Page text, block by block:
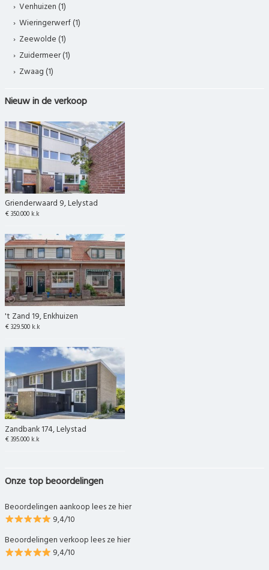
Venhuizen (1)
Wieringerwerf (1)
Zeewolde (1)
Zuidermeer (1)
Zwaag (1)
Nieuw in de verkoop
Grienderwaard 9, Lelystad
€ 350.000 k.k
't Zand 19, Enkhuizen
€ 329.500 k.k
Zandbank 174, Lelystad
€ 395.000 k.k
Onze top beoordelingen
Beoordelingen aankoop lees ze hier
9,4/10
Beoordelingen verkoop lees ze hier
9,4/10